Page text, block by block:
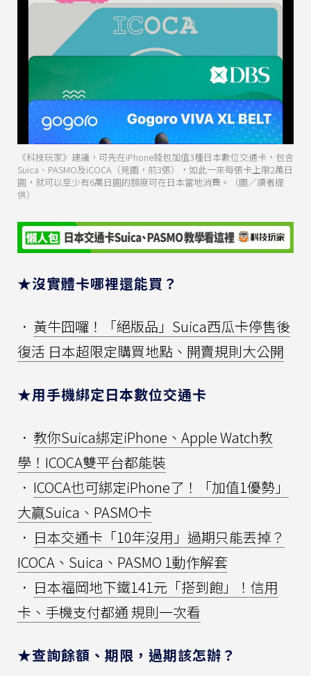
《科技玩家》建議，可先在iPhone錢包加值3種日本數位交通卡，包含
Suica、PASMO及iCOCA（見圖，前3張），如此一來每張卡上限2萬日
圓，就可以至少有6萬日圓的額度可在日本當地消費。（圖／讀者提
供）
★沒實體卡哪裡還能買？
． 黃牛囧囉！「絕版品」Suica西瓜卡停售後
復活 日本超限定購買地點、開賣規則大公開
★用手機綁定日本數位交通卡
． 教你Suica綁定iPhone、Apple Watch教
學！ICOCA雙平台都能裝
． ICOCA也可綁定iPhone了！「加值1優勢」
大贏Suica、PASMO卡
． 日本交通卡「10年沒用」過期只能丟掉？
ICOCA、Suica、PASMO 1動作解套
． 日本福岡地下鐵141元「搭到飽」！信用
卡、手機支付都通 規則一次看
★查詢餘額、期限，過期該怎辦？